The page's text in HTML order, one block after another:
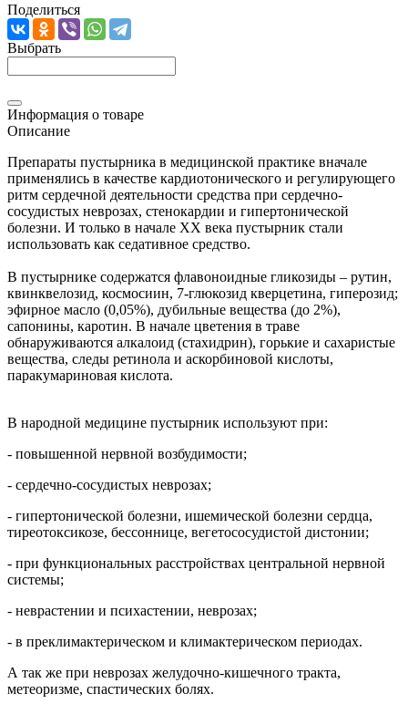
Поделиться
Выбрать
Информация о товаре
Описание
Препараты пустырника в медицинской практике вначале
применялись в качестве кардиотонического и регулирующего
ритм сердечной деятельности средства при сердечно-
сосудистых неврозах, стенокардии и гипертонической
болезни. И только в начале XX века пустырник стали
использовать как седативное средство.
В пустырнике содержатся флавоноидные гликозиды – рутин,
квинквелозид, космосиин, 7-глюкозид кверцетина, гиперозид;
эфирное масло (0,05%), дубильные вещества (до 2%),
сапонины, каротин. В начале цветения в траве
обнаруживаются алкалоид (стахидрин), горькие и сахаристые
вещества, следы ретинола и аскорбиновой кислоты,
паракумариновая кислота.
В народной медицине пустырник используют при:
- повышенной нервной возбудимости;
- сердечно-сосудистых неврозах;
- гипертонической болезни, ишемической болезни сердца,
тиреотоксикозе, бессоннице, вегетососудистой дистонии;
- при функциональных расстройствах центральной нервной
системы;
- неврастении и психастении, неврозах;
- в преклимактерическом и климактерическом периодах.
А так же при неврозах желудочно-кишечного тракта,
метеоризме, спастических болях.